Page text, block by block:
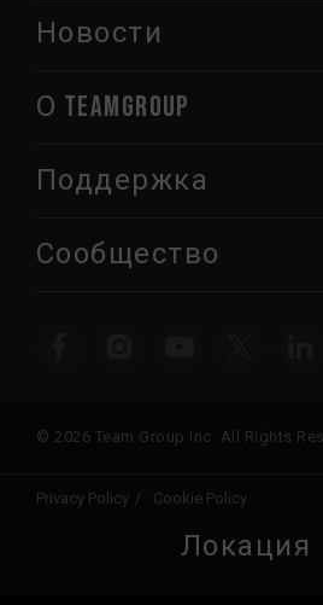
Новости
О TEAMGROUP
Поддержка
Сообщество
© 2026 Team Group Inc. All Rights
Privacy Policy Cookie Policy
Локация